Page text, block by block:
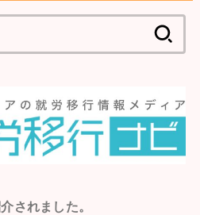
索:
されました。